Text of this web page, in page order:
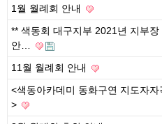
1월 월례회 안내
** 색동회 대구지부 2021년 지부장
안…
11월 월례회 안내
<색동아카데미 동화구연 지도자자
>